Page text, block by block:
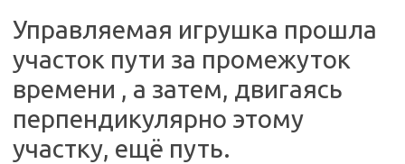
Управляемая игрушка прошла
участок пути за промежуток
времени , а затем, двигаясь
перпендикулярно этому
участку, ещё путь.